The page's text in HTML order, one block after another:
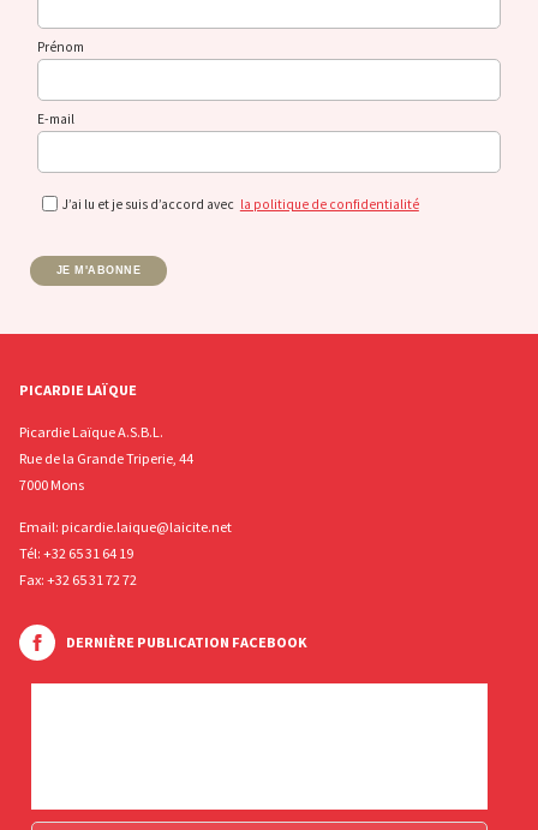
Prénom
E-mail
J’ai lu et je suis d’accord avec la politique de confidentialité
JE M'ABONNE
PICARDIE LAÏQUE
Picardie Laïque A.S.B.L.
Rue de la Grande Triperie, 44
7000 Mons
Email: picardie.laique@laicite.net
Tél: +32 65 31 64 19
Fax: +32 65 31 72 72
DERNIÈRE PUBLICATION FACEBOOK